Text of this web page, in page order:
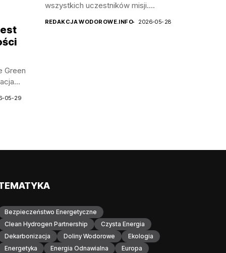
Green
05-29
wszystkich uczestników misji....
REDAKCJA WODOROWE.INFO 2026-05-28
Bezpieczeństwo Energetyczne
Clean Hydrogen Partnership
Czysta Energia
Dekarbonizacja
Doliny Wodorowe
Ekologia
Energetyka
Energia Odnawialna Europa